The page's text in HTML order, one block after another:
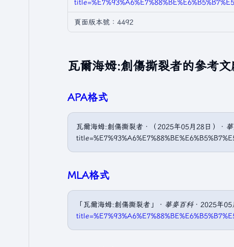
頁面版本號：4492
瓦爾海姆:創傷撕裂者的參考
APA格式
瓦爾海姆:創傷撕裂者．（2025年05月28日）．
MLA格式
「瓦爾海姆:創傷撕裂者」． 華麥百科．2025年